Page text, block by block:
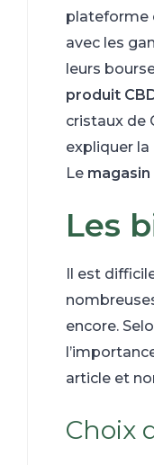
plateforme
avec les
leurs
produit
cristaux de
expliquer
Le magasin
Les
Il est
encore.
article et
Choix